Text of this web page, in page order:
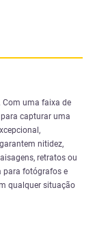
Com uma faixa de
capturar uma
nitidez,
retratos ou
para fotógrafos e
qualquer situação